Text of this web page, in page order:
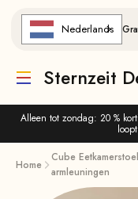
Alleen tot zondag: 20 %
Nederlands
Vertaling ontbreekt:
Sternzeit
Home
Cube
armleuningen